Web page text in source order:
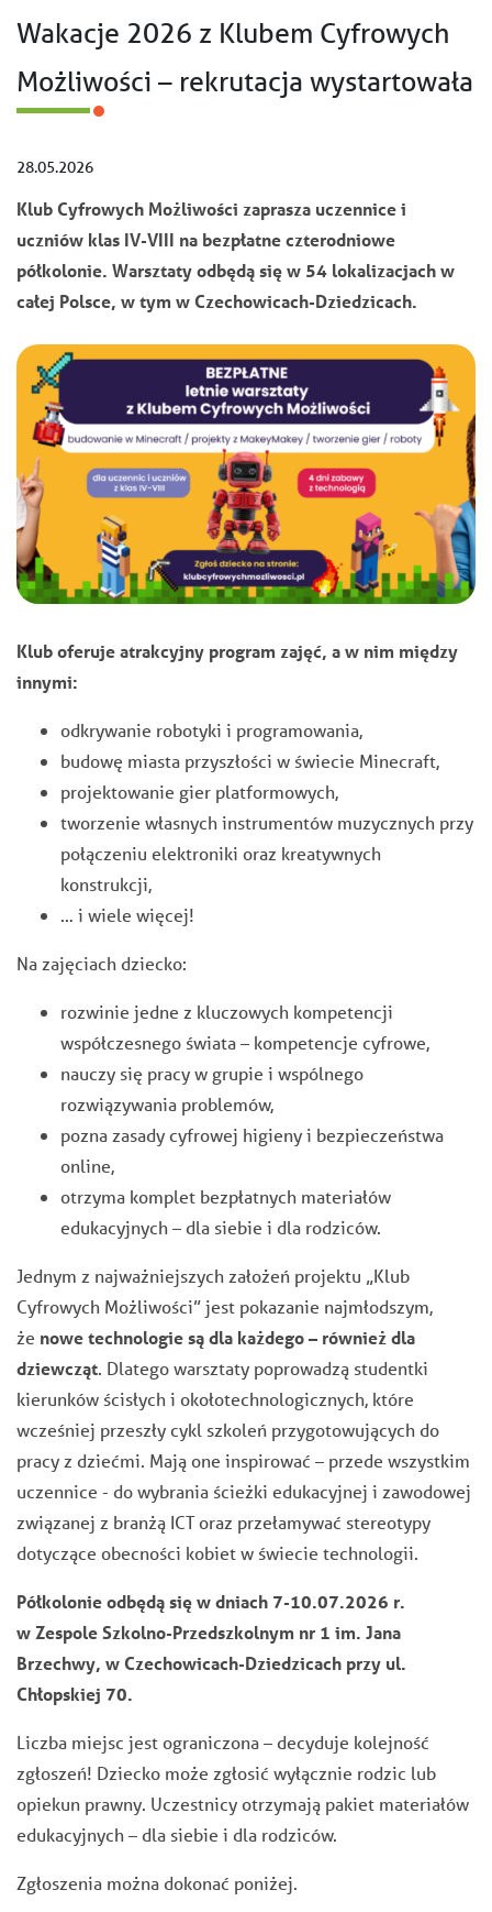
Wakacje 2026 z Klubem Cyfrowych
Możliwości – rekrutacja wystartowała
28.05.2026
Klub Cyfrowych Możliwości zaprasza uczennice i
uczniów klas IV-VIII na bezpłatne czterodniowe
półkolonie. Warsztaty odbędą się w 54 lokalizacjach w
całej Polsce, w tym w Czechowicach-Dziedzicach.
Klub oferuje atrakcyjny program zajęć, a w nim między
innymi:
odkrywanie robotyki i programowania,
budowę miasta przyszłości w świecie Minecraft,
projektowanie gier platformowych,
tworzenie własnych instrumentów muzycznych przy
połączeniu elektroniki oraz kreatywnych
konstrukcji,
… i wiele więcej!
Na zajęciach dziecko:
rozwinie jedne z kluczowych kompetencji
współczesnego świata – kompetencje cyfrowe,
nauczy się pracy w grupie i wspólnego
rozwiązywania problemów,
pozna zasady cyfrowej higieny i bezpieczeństwa
online,
otrzyma komplet bezpłatnych materiałów
edukacyjnych – dla siebie i dla rodziców.
Jednym z najważniejszych założeń projektu „Klub
Cyfrowych Możliwości” jest pokazanie najmłodszym,
że nowe technologie są dla każdego – również dla
dziewcząt. Dlatego warsztaty poprowadzą studentki
kierunków ścisłych i okołotechnologicznych, które
wcześniej przeszły cykl szkoleń przygotowujących do
pracy z dziećmi. Mają one inspirować – przede wszystkim
uczennice - do wybrania ścieżki edukacyjnej i zawodowej
związanej z branżą ICT oraz przełamywać stereotypy
dotyczące obecności kobiet w świecie technologii.
Półkolonie odbędą się w dniach 7-10.07.2026 r.
w Zespole Szkolno-Przedszkolnym nr 1 im. Jana
Brzechwy, w Czechowicach-Dziedzicach przy ul.
Chłopskiej 70.
Liczba miejsc jest ograniczona – decyduje kolejność
zgłoszeń! Dziecko może zgłosić wyłącznie rodzic lub
opiekun prawny. Uczestnicy otrzymają pakiet materiałów
edukacyjnych – dla siebie i dla rodziców.
Zgłoszenia można dokonać poniżej.